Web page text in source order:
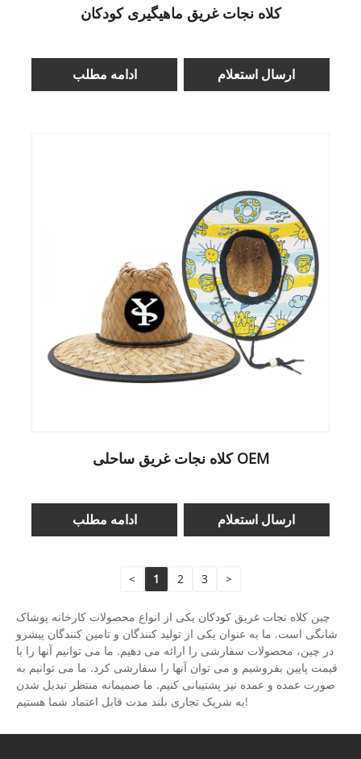
کلاه نجات غریق ماهیگیری کودکان
ادامه مطلب ارسال استعلام
کلاه نجات غریق ساحلی OEM
ادامه مطلب ارسال استعلام
< 1 2 3 >
چین کلاه نجات غریق کودکان یکی از انواع محصولات کارخانه پوشاک
شانگی است. ما به عنوان یکی از تولید کنندگان و تامین کنندگان پیشرو
در چین، محصولات سفارشی را ارائه می دهیم. ما می توانیم آنها را با
قیمت پایین بفروشیم و می توان آنها را سفارشی کرد. ما می توانیم به
صورت عمده و عمده نیز پشتیبانی کنیم. ما صمیمانه منتظر تبدیل شدن
به شریک تجاری بلند مدت قابل اعتماد شما هستیم!